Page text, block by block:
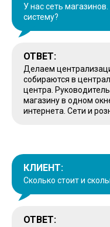
У нас сеть
систему?
ОТВЕТ:
Делаем
собираются в
центра.
магазину в одном
интернета. Сети и
КЛИЕНТ:
Сколько стоит и
ОТВЕТ: